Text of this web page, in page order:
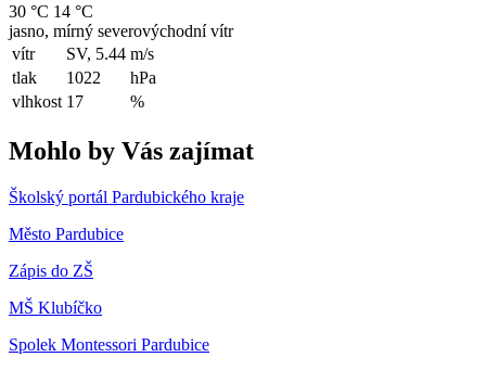
30 °C 14 °C
jasno, mírný severovýchodní vítr
vítr
SV, 5.44 m/s
tlak
1022
hPa
vlhkost 17 %
Mohlo by Vás zajímat
Školský portál Pardubického kraje
Město Pardubice
Zápis do ZŠ
MŠ Klubíčko
Spolek Montessori Pardubice